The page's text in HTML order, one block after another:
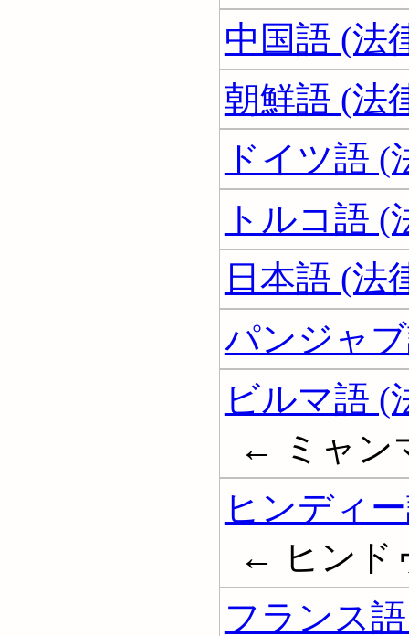
中国語 (法
朝鮮語 (法
ドイツ語 (
トルコ語 (
日本語 (法
パンジャ
ビルマ語 (
← ミャン
ヒンディ
← ヒンド
フランス